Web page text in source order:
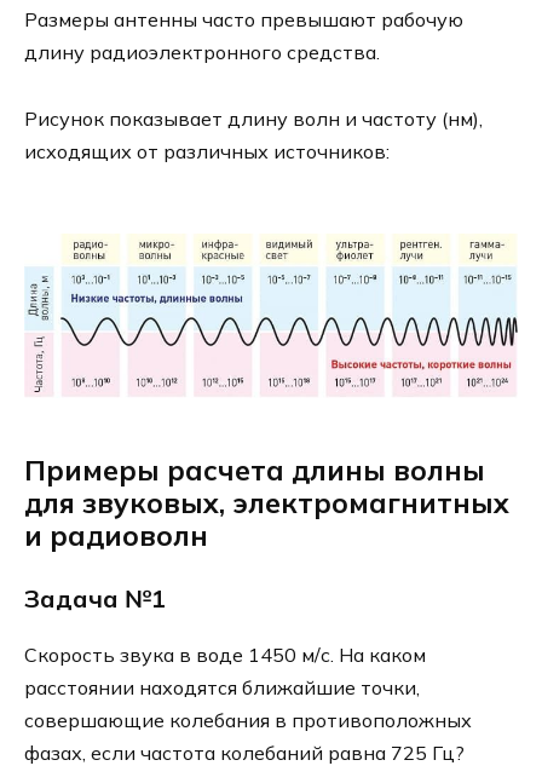
Размеры антенны часто превышают рабочую
длину радиоэлектронного средства.
Рисунок показывает длину волн и частоту (нм),
исходящих от различных источников:
Примеры расчета длины волны
для звуковых, электромагнитных
и радиоволн
Задача №1
Скорость звука в воде 1450 м/с. На каком
расстоянии находятся ближайшие точки,
совершающие колебания в противоположных
фазах, если частота колебаний равна 725 Гц?